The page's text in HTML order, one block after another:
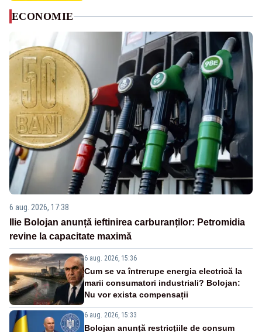
ECONOMIE
6 aug. 2026, 17:38
Ilie Bolojan anunță ieftinirea carburanților: Petromidia
revine la capacitate maximă
6 aug. 2026, 15:36
Cum se va întrerupe energia electrică la
marii consumatori industriali? Bolojan:
Nu vor exista compensații
6 aug. 2026, 15:33
Bolojan anunță restricțiile de consum